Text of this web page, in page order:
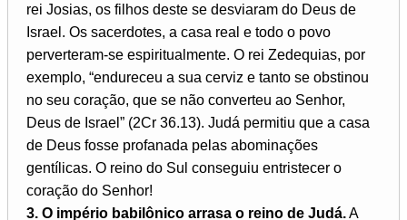
rei Josias, os filhos deste se desviaram do Deus de
Israel. Os sacerdotes, a casa real e todo o povo
perverteram-se espiritualmente. O rei Zedequias, por
exemplo, “endureceu a sua cerviz e tanto se obstinou
no seu coração, que se não converteu ao Senhor,
Deus de Israel” (2Cr 36.13). Judá permitiu que a casa
de Deus fosse profanada pelas abominações
gentílicas. O reino do Sul conseguiu entristecer o
coração do Senhor!
3. O império babilônico arrasa o reino de Judá.A